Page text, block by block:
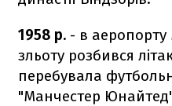
1958 р. - в
зльоту розбився
перебувала
"Манчестер